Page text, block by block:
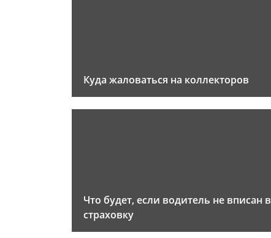
Куда жаловаться на коллекторов
Что будет, если водитель не вписан в
страховку